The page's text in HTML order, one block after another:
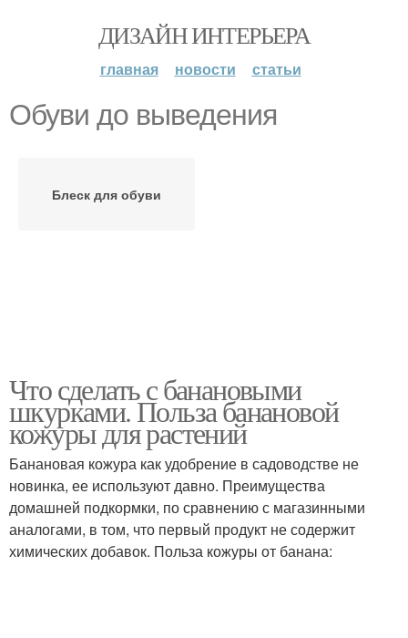
ДИЗАЙН ИНТЕРЬЕРА
главная новости статьи
Обуви до выведения
Блеск для обуви
Что сделать с банановыми
шкурками. Польза банановой
кожуры для растений
Банановая кожура как удобрение в садоводстве не
новинка, ее используют давно. Преимущества
домашней подкормки, по сравнению с магазинными
аналогами, в том, что первый продукт не содержит
химических добавок. Польза кожуры от банана: